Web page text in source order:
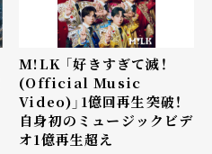
M!LK 「好きすぎて滅！
(Official Music
Video)」1億回再生突破！
自身初のミュージックビデ
オ1億再生超え